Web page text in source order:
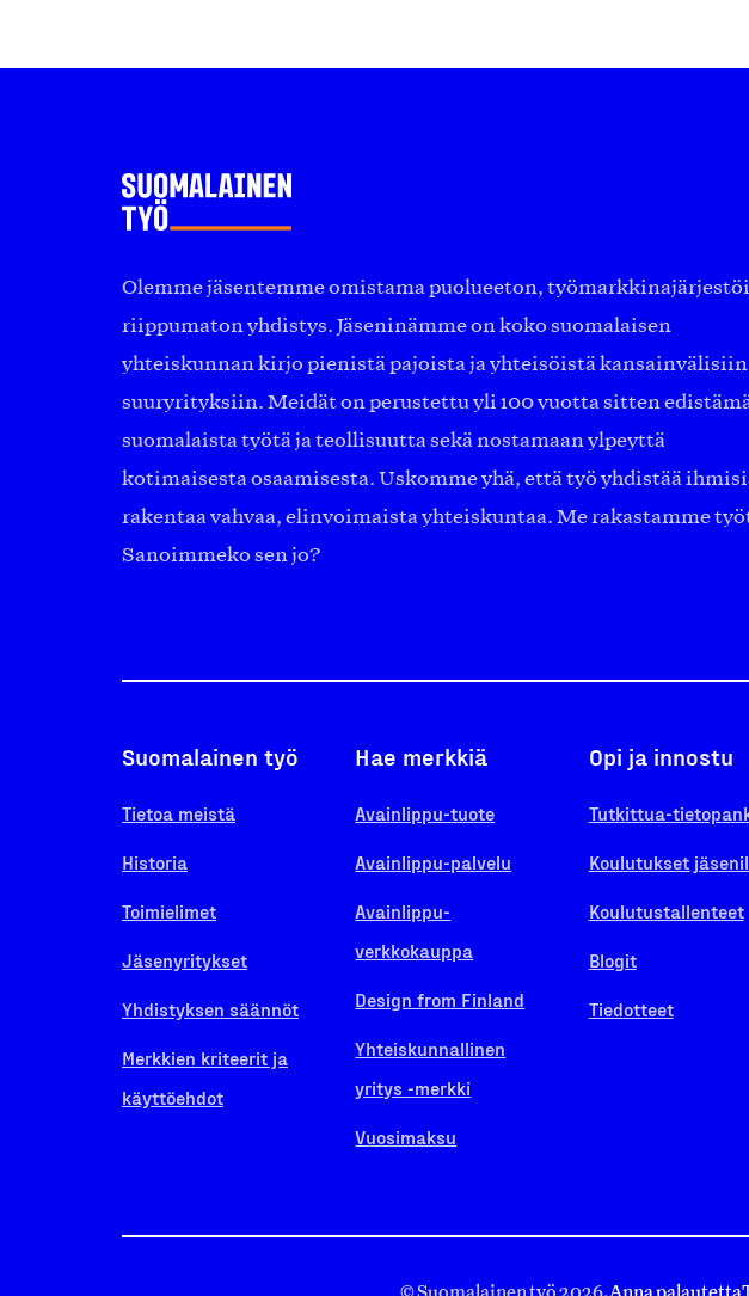
Olemme jäsentemme omistama puolueeton,
riippumaton yhdistys. Jäseninämme on koko suomalaisen
yhteiskunnan kirjo pienistä pajoista ja yhteisöistä kansainvälisiin
suuryrityksiin. Meidät on perustettu yli 100 vuotta sitten
suomalaista työtä ja teollisuutta sekä nostamaan ylpeyttä
kotimaisesta osaamisesta. Uskomme yhä, että työ yhdistää
rakentaa vahvaa, elinvoimaista yhteiskuntaa. Me rakastamme
Sanoimmeko sen jo?
Suomalainen työ
Tietoa meistä
Historia
Toimielimet
Jäsenyritykset
Yhdistyksen säännöt
Merkkien kriteerit ja
käyttöehdot
Hae merkkiä
Avainlippu-tuote
Avainlippu-palvelu
Avainlippu-
verkkokauppa
Design from Finland
Yhteiskunnallinen
yritys -merkki
Vuosimaksu
Opi ja innostu
Tutkittua-
Koulutukset
Koulutustallenteet
Blogit
Tiedotteet